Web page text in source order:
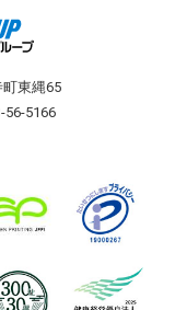
東縄65
56-5166